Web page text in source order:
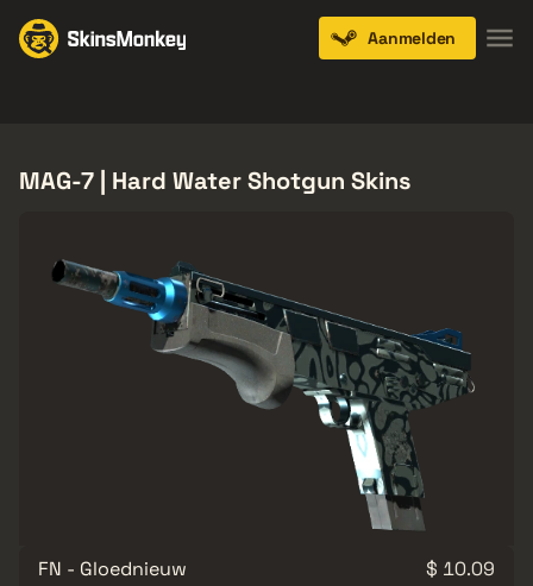
Aanmelden
MAG-7 | Hard Water Shotgun Skins
FN - Gloednieuw
$ 10.09